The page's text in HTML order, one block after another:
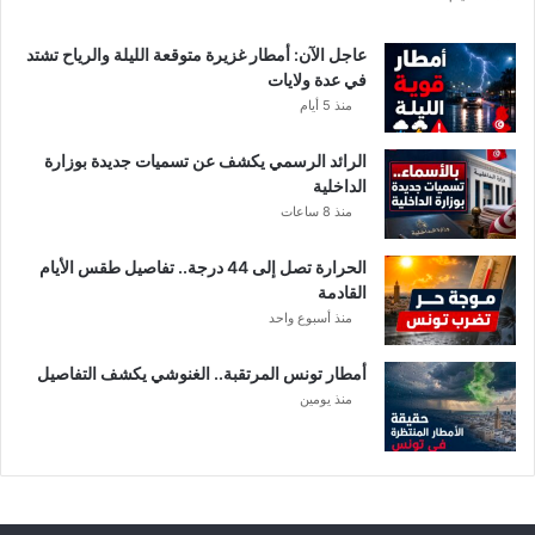
ا
ت
ا
ل
م
ع
ن
ي
ة
عاجل الآن: أمطار غزيرة متوقعة الليلة والرياح تشتد
في عدة ولايات
منذ 5 أيام
الرائد الرسمي يكشف عن تسميات جديدة بوزارة
الداخلية
منذ 8 ساعات
الحرارة تصل إلى 44 درجة.. تفاصيل طقس الأيام
القادمة
منذ أسبوع واحد
أمطار تونس المرتقبة.. الغنوشي يكشف التفاصيل
منذ يومين